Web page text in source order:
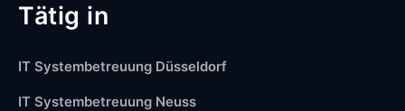
Tätig in
IT Systembetreuung Düsseldorf
IT Systembetreuung Neuss